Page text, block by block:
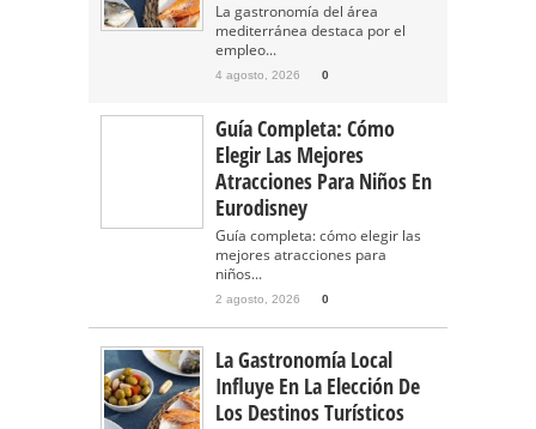
La gastronomía del área
mediterránea destaca por el
empleo...
4 agosto, 2026 0
Guía Completa: Cómo
Elegir Las Mejores
Atracciones Para Niños En
Eurodisney
Guía completa: cómo elegir las
mejores atracciones para
niños...
2 agosto, 2026 0
La Gastronomía Local
Influye En La Elección De
Los Destinos Turísticos